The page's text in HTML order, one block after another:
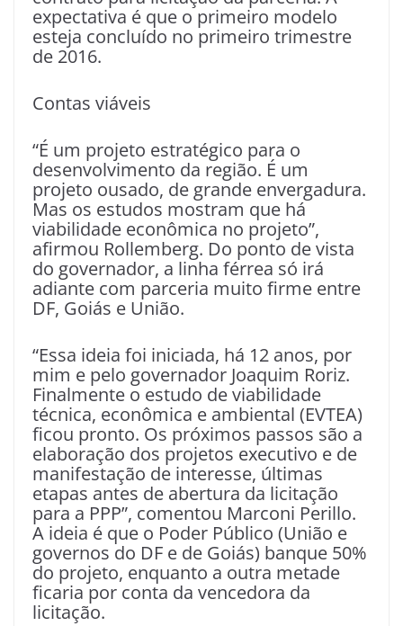
expectativa é que o primeiro modelo
esteja concluído no primeiro trimestre
de 2016.
Contas viáveis
“É um projeto estratégico para o
desenvolvimento da região. É um
projeto ousado, de grande envergadura.
Mas os estudos mostram que há
viabilidade econômica no projeto”,
afirmou Rollemberg. Do ponto de vista
do governador, a linha férrea só irá
adiante com parceria muito firme entre
DF, Goiás e União.
“Essa ideia foi iniciada, há 12 anos, por
mim e pelo governador Joaquim Roriz.
Finalmente o estudo de viabilidade
técnica, econômica e ambiental (EVTEA)
ficou pronto. Os próximos passos são a
elaboração dos projetos executivo e de
manifestação de interesse, últimas
etapas antes de abertura da licitação
para a PPP”, comentou Marconi Perillo.
A ideia é que o Poder Público (União e
governos do DF e de Goiás) banque 50%
do projeto, enquanto a outra metade
ficaria por conta da vencedora da
licitação.